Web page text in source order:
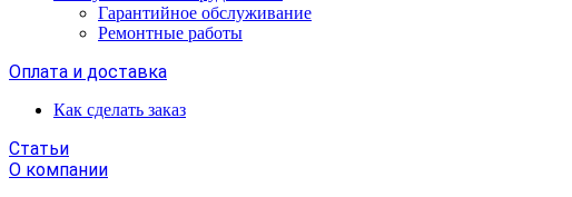
Гарантийное обслуживание
Ремонтные работы
Оплата и доставка
Как сделать заказ
Статьи
О компании